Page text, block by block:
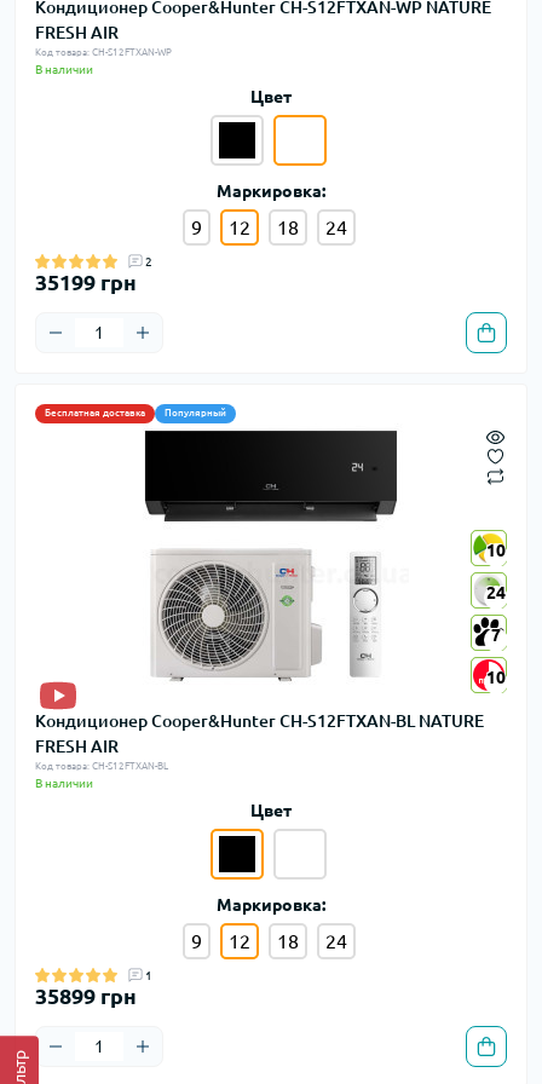
Кондиционер Cooper&Hunter CH-S12FTXAN-WP NATURE
FRESH AIR
Код товара: CH-S12FTXAN-WP
В наличии
Цвет
Маркировка:
9 12 18 24
2
35199 грн
Бесплатная доставка Популярный
10
24
7
10
10
24
7
10
Кондиционер Cooper&Hunter CH-S12FTXAN-BL NATURE
FRESH AIR
Код товара: CH-S12FTXAN-BL
В наличии
Цвет
Маркировка:
9 12 18 24
1
35899 грн